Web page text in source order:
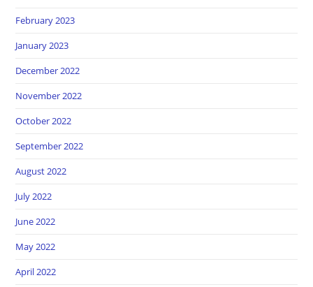
February 2023
January 2023
December 2022
November 2022
October 2022
September 2022
August 2022
July 2022
June 2022
May 2022
April 2022